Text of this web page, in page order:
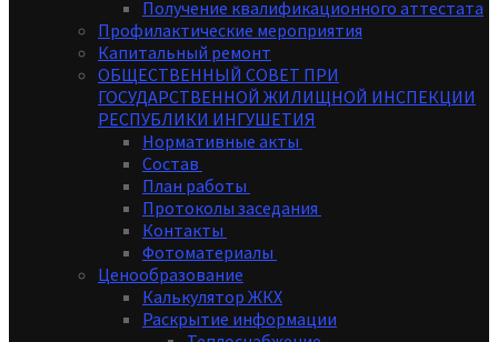
Получение квалификационного аттестата
Профилактические мероприятия
Капитальный ремонт
ОБЩЕСТВЕННЫЙ СОВЕТ ПРИ
ГОСУДАРСТВЕННОЙ ЖИЛИЩНОЙ ИНСПЕКЦИИ
РЕСПУБЛИКИ ИНГУШЕТИЯ
Нормативные акты
Состав
План работы
Протоколы заседания
Контакты
Фотоматериалы
Ценообразование
Калькулятор ЖКХ
Раскрытие информации